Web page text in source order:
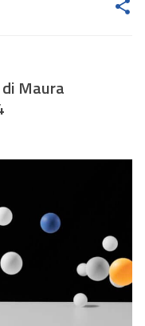
Maura